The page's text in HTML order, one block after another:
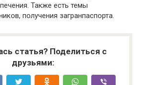
Также есть темы
получения загранпаспорта.
статья? Поделиться с
друзьями: